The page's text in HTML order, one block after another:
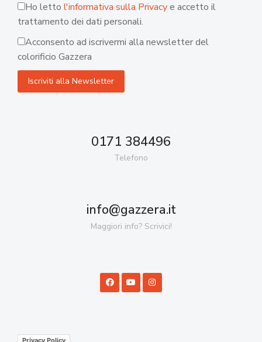
Ho letto l'informativa sulla Privacye accetto il
trattamento dei dati personali.
Acconsento ad iscrivermi alla newsletter del
colorificio Gazzera
0171 384496
Telefono
info@gazzera.it
Maggiori info? Scrivici!